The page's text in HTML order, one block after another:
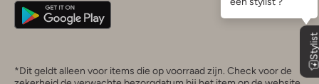
*Dit geldt alleen voor items die op voorraad zijn. Check voor de